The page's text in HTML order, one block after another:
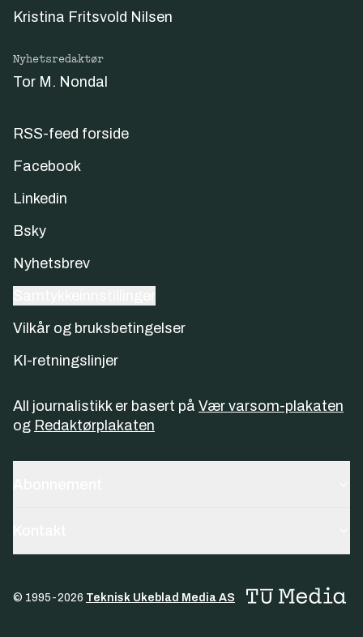
Kristina Fritsvold Nilsen
Nyhetsredaktør
Tor M. Nondal
RSS-feed forside
Facebook
Linkedin
Bsky
Nyhetsbrev
Vilkår og bruksbetingelser
KI-retningslinjer
All journalistikk er basert på Vær varsom-plakaten
og Redaktørplakaten
© 1995-2026 Teknisk Ukeblad Media AS